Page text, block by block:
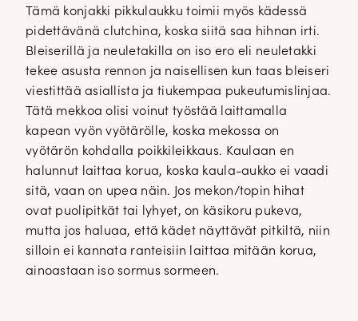
Tämä konjakki pikkulaukku toimii myös kädessä
pidettävänä clutchina, koska siitä saa hihnan irti.
Bleiserillä ja neuletakilla on iso ero eli neuletakki
tekee asusta rennon ja naisellisen kun taas bleiseri
viestittää asiallista ja tiukempaa pukeutumislinjaa.
Tätä mekkoa olisi voinut työstää laittamalla
kapean vyön vyötärölle, koska mekossa on
vyötärön kohdalla poikkileikkaus. Kaulaan en
halunnut laittaa korua, koska kaula-aukko ei vaadi
sitä, vaan on upea näin. Jos mekon/topin hihat
ovat puolipitkät tai lyhyet, on käsikoru pukeva,
mutta jos haluaa, että kädet näyttävät pitkiltä, niin
silloin ei kannata ranteisiin laittaa mitään korua,
ainoastaan iso sormus sormeen.